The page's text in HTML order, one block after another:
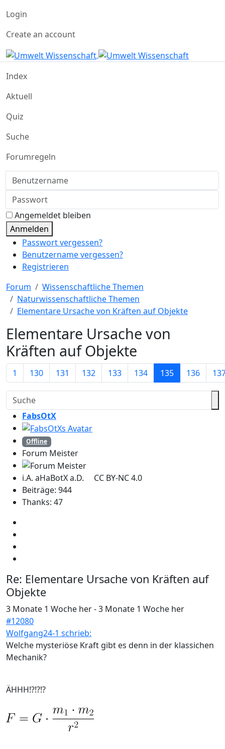
Login
Create an account
Index
Aktuell
Quiz
Suche
Forumregeln
Benutzername
Passwort
Angemeldet bleiben
Anmelden
Passwort vergessen?
Benutzername vergessen?
Registrieren
Forum
Wissenschaftliche Themen
Naturwissenschaftliche Themen
Elementare Ursache von Kräften auf Objekte
Elementare Ursache von
Kräften auf Objekte
1 130 131 132 133 134 135 136
FabsOtX
Offline
Forum Meister
i.A. aHaBotX a.D. CC BY-NC 4.0
Beiträge: 944
Thanks: 47
Re: Elementare Ursache von Kräften auf
Objekte
3 Monate 1 Woche her-3 Monate 1 Woche her
#12080
Wolfgang24-1 schrieb:
Welche mysteriöse Kraft gibt es denn in der klassichen
Mechanik?
ÄHHH!?!?!?